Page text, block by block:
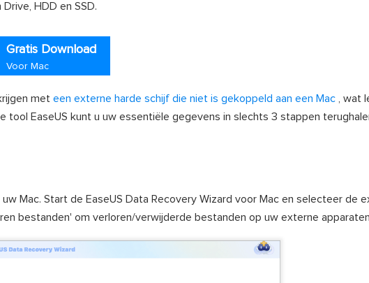
HDD en SSD.
Gratis Download
Voor Mac
met een externe harde schijf die niet is gekoppeld aan een Mac , wat
tool EaseUS kunt u uw essentiële gegevens in slechts 3 stappen
Mac. Start de EaseUS Data Recovery Wizard voor Mac en selecteer de
bestanden' om verloren/verwijderde bestanden op uw externe